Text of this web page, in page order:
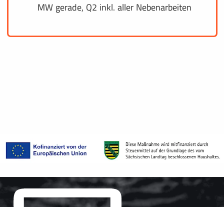
MW gerade, Q2 inkl. aller Nebenarbeiten